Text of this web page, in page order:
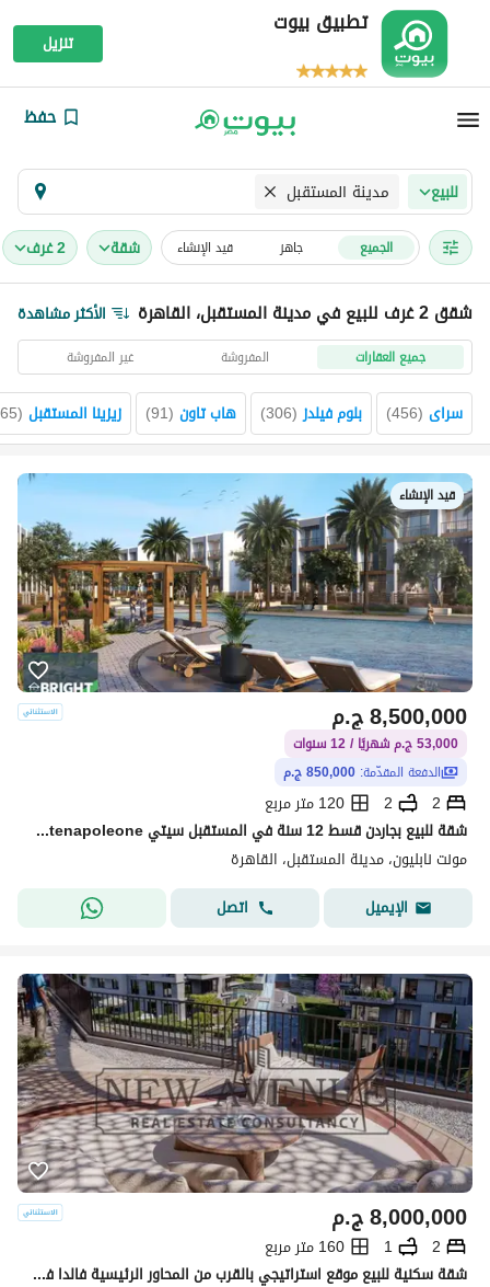
تطبيق بيوت
تنزيل
حفظ
للبيع مدينة المستقبل
الجميع جاهز قيد الإنشاء شقة 2 غرف
شقق 2 غرف للبيع في مدينة المستقبل، القاهرة الأكثر مشاهدة
جميع العقارات المفروشة غير المفروشة
سراى (
456
) بلوم فيلدز (
306
) هاب تاون (
91
) زيزينا المستقبل (
65
قيد الإنشاء
ج.م8,500,000
53,000 ج.م شهريًا / 12 سنوات
الدفعة المقدّمة: 850,000 ج.م
2
2
120 متر مربع
شقة للبيع بجاردن قسط 12 سنة في المستقبل سيتي Montenapoleone
مونت نابليون، مدينة المستقبل، القاهرة
الإيميل
اتصل
ج.م8,000,000
2
1
160 متر مربع
شقة سكنية للبيع موقع استراتيجي بالقرب من المحاور الرئيسية فالدا فيلدج مدينة المستقبل